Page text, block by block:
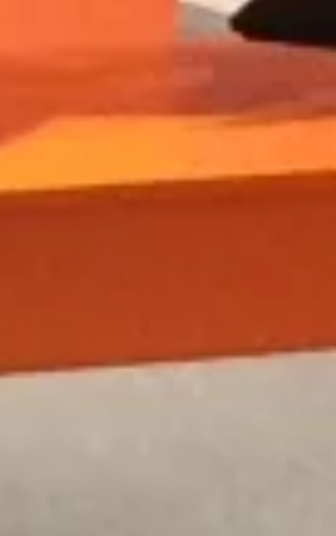
11件の記事
記事
の記事
記事